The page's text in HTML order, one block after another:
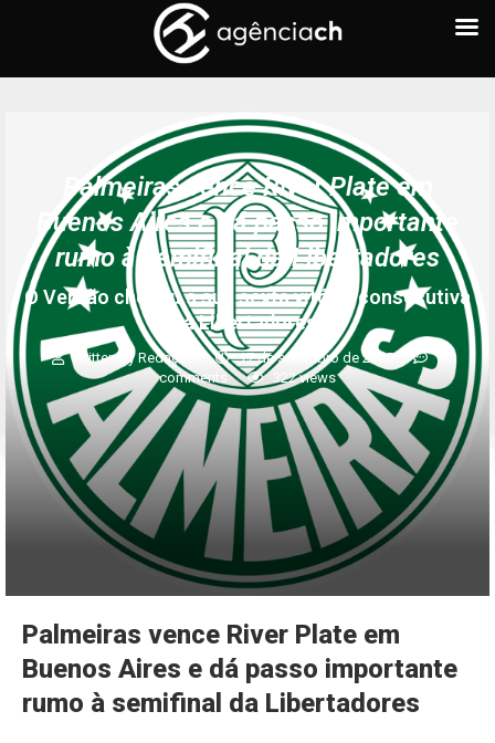
Palmeiras vence River Plate em
Buenos Aires e dá passo importante
rumo à semifinal da Libertadores
O Verdão chegou à sua sexta vitória consecutiva
na Libertadores.
written byRedação 17 de setembro de 2025
0
comments
322views
Palmeiras vence River Plate em
Buenos Aires e dá passo importante
rumo à semifinal da Libertadores